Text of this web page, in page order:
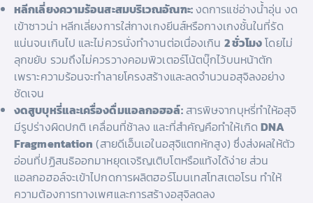
หลีกเลี่ยงความร้อนสะสมบริเวณอัณฑะ:งดการแช่อ่างน้ำอุ่น งด
เข้าซาวน่า หลีกเลี่ยงการใส่กางเกงยีนส์หรือกางเกงชั้นในที่รัด
แน่นจนเกินไป และไม่ควรนั่งทำงานต่อเนื่องเกิน 2 ชั่วโมงโดยไม่
ลุกขยับ รวมถึงไม่ควรวางคอมพิวเตอร์โน้ตบุ๊กไว้บนหน้าตัก
เพราะความร้อนจะทำลายโครงสร้างและลดจำนวนอสุจิลงอย่าง
ชัดเจน
งดสูบบุหรี่และเครื่องดื่มแอลกอฮอล์:สารพิษจากบุหรี่ทำให้อสุจิ
มีรูปร่างผิดปกติ เคลื่อนที่ช้าลง และที่สำคัญคือทำให้เกิด DNA
Fragmentation (สายดีเอ็นเอในอสุจิแตกหักสูง) ซึ่งส่งผลให้ตัว
อ่อนที่ปฏิสนธิออกมาหยุดเจริญเติบโตหรือแท้งได้ง่าย ส่วน
แอลกอฮอล์จะเข้าไปกดการผลิตฮอร์โมนเทสโทสเตอโรน ทำให้
ความต้องการทางเพศและการสร้างอสุจิลดลง